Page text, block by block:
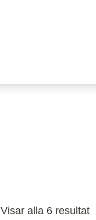
Visar alla 6 resultat